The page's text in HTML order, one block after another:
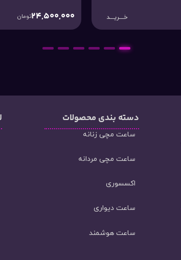
خـــریـــد 23,000,000تومان
1
2
3
4
5
دسته‌ بندی محصولات
ساعت مچی زنانه
ساعت مچی مردانه
اکسسوری
ساعت دیواری
ساعت هوشمند